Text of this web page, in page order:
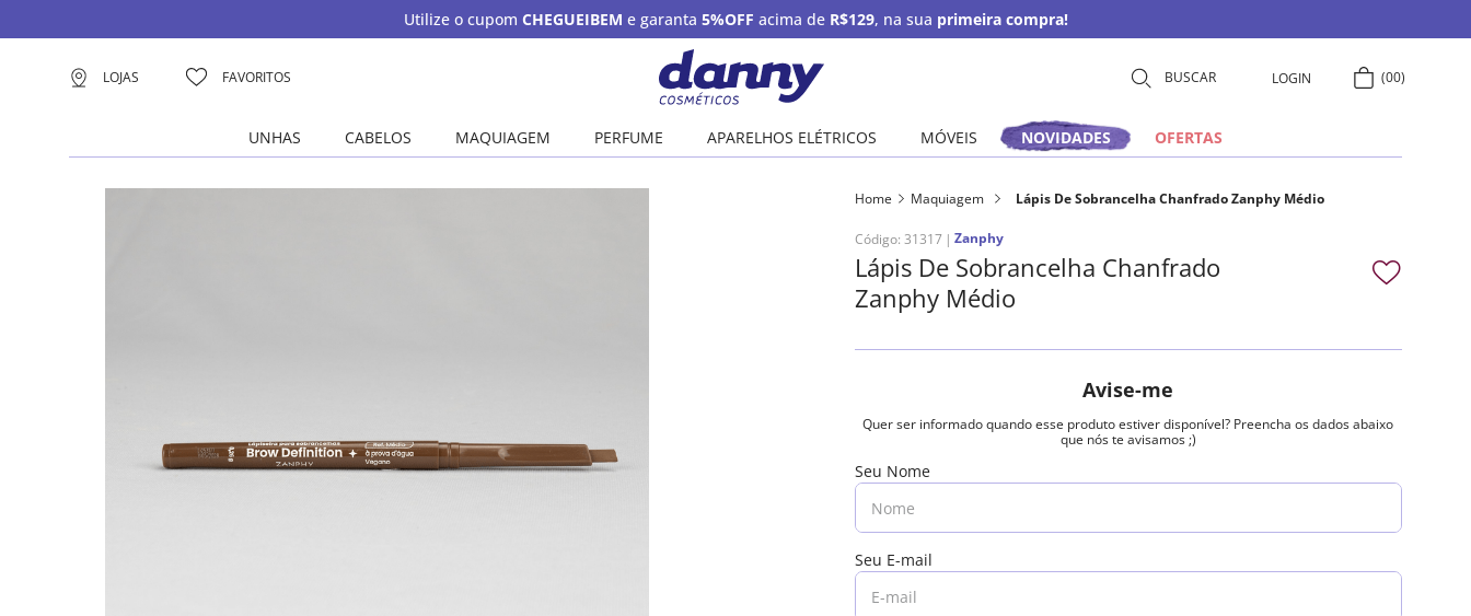
Utilize o cupom CHEGUEIBEM e garanta 5%OFF acima de R$129, na sua primeira compra!
LOJAS FAVORITOS LOGIN 00
UNHAS CABELOS MAQUIAGEM PERFUME APARELHOS ELÉTRICOS MÓVEIS NOVIDADES OFERTAS
Home Maquiagem Lápis De Sobrancelha Chanfrado Zanphy Médio
Código: 31317 Zanphy
Lápis De Sobrancelha Chanfrado
Zanphy Médio